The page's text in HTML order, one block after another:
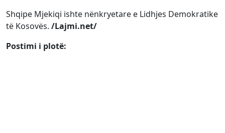
Shqipe Mjekiqi ishte nënkryetare e Lidhjes Demokratike
të Kosovës. /Lajmi.net/
Postimi i plotë: